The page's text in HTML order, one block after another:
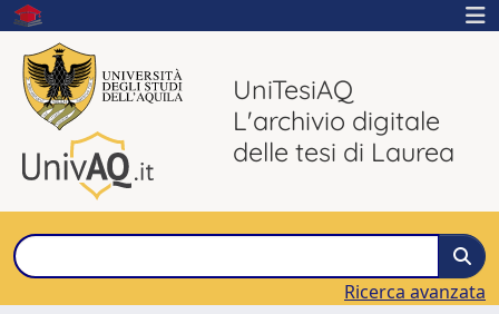
UniTesiAQ
L'archivio digitale
delle tesi di Laurea
Ricerca avanzata